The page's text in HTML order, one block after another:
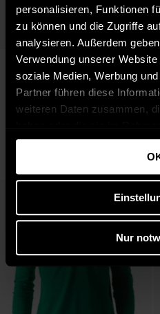
personalisieren, Funktionen
zu können und die Zugriffe
analysieren. Außerdem
Verwendung unserer
soziale Medien, Werbung
Partner führen diese
weiteren Daten zusammen,
gesammelt haben.
Nur
Verfügbar in:
Tom Tailor
basic polo shirt - Blau (6800
Dark Blue)
19,99 €